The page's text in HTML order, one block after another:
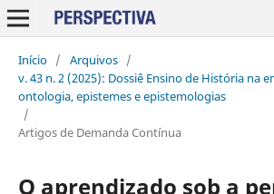
Início / Arquivos /
v. 43 n. 2 (2025): Dossiê Ensino de História na
ontologia, epistemes e epistemologias
/
Artigos de Demanda Contínua
O aprendizado sob a